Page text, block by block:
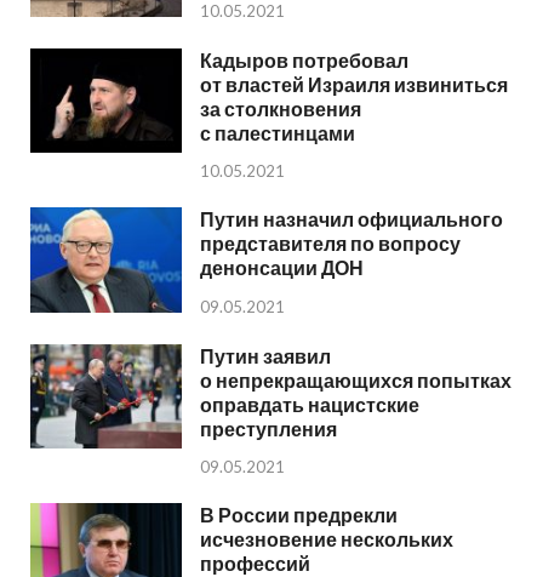
10.05.2021
Кадыров потребовал
от властей Израиля извиниться
за столкновения
с палестинцами
10.05.2021
Путин назначил официального
представителя по вопросу
денонсации ДОН
09.05.2021
Путин заявил
о непрекращающихся попытках
оправдать нацистские
преступления
09.05.2021
В России предрекли
исчезновение нескольких
профессий